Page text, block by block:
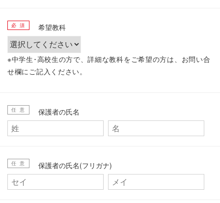
希望教科
必 須
※中学生･高校生の方で、詳細な教科をご希望の方は、お問い合
せ欄にご記入ください。
保護者の氏名
任 意
保護者の氏名(フリガナ)
任 意